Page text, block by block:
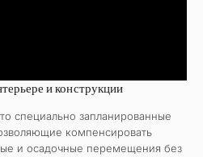
и конструкции
специально запланированные
компенсировать
и осадочные перемещения без